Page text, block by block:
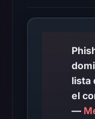
lista
el
—